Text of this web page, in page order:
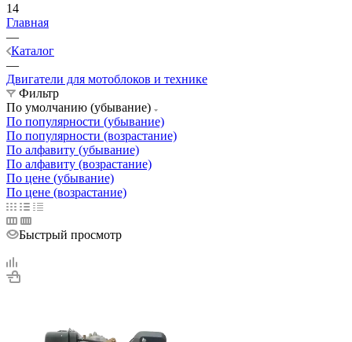
14
Главная
—
Каталог
—
Двигатели для мотоблоков и технике
Фильтр
По умолчанию (убывание)
По популярности (убывание)
По популярности (возрастание)
По алфавиту (убывание)
По алфавиту (возрастание)
По цене (убывание)
По цене (возрастание)
Быстрый просмотр